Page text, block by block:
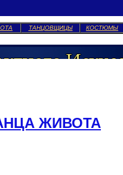
ТАНЦОВЩИЦЫ КОСТЮМЫ
ЖИВОТА